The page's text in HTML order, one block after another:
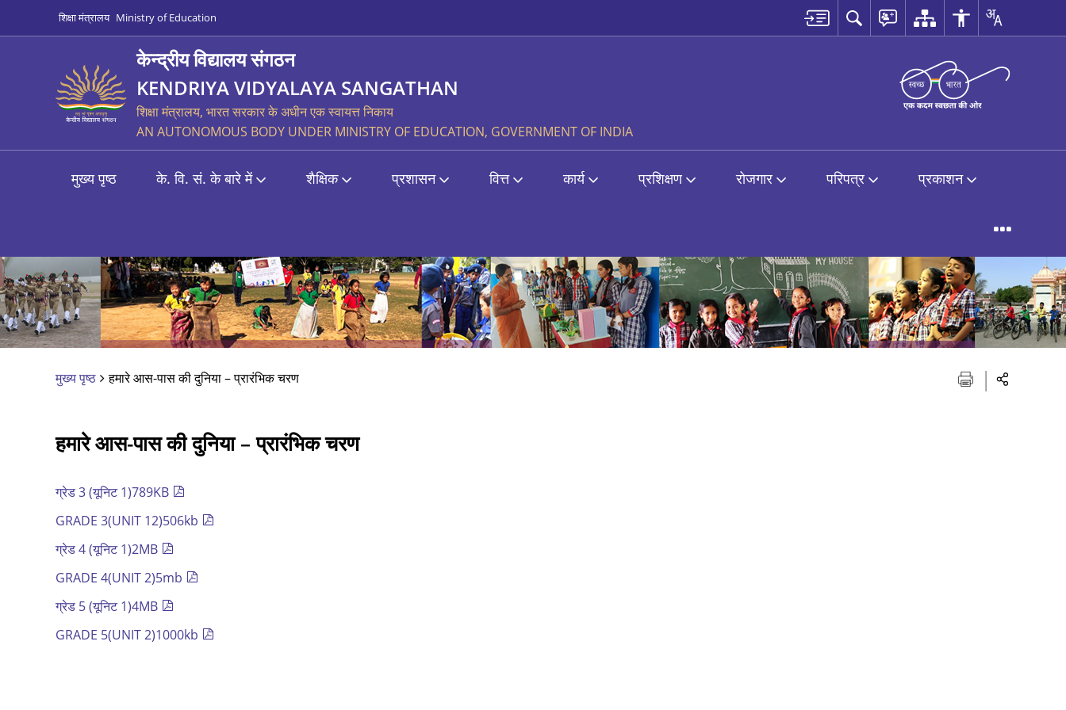
शिक्षा मंत्रालय Ministry of Education
केन्द्रीय विद्यालय संगठन
KENDRIYA VIDYALAYA SANGATHAN
शिक्षा मंत्रालय, भारत सरकार के अधीन एक स्वायत्त निकाय
AN AUTONOMOUS BODY UNDER MINISTRY OF EDUCATION, GOVERNMENT OF INDIA
मुख्य पृष्ठ के. वि. सं. के बारे में शैक्षिक प्रशासन वित्त कार्य प्रशिक्षण रोजगार परिपत्र प्रकाशन
मुख्य पृष्ठ हमारे आस-पास की दुनिया – प्रारंभिक चरण
हमारे आस-पास की दुनिया – प्रारंभिक चरण
ग्रेड 3 (यूनिट 1)789KB
GRADE 3(UNIT 12)506kb
ग्रेड 4 (यूनिट 1)2MB
GRADE 4(UNIT 2)5mb
ग्रेड 5 (यूनिट 1)4MB
GRADE 5(UNIT 2)1000kb